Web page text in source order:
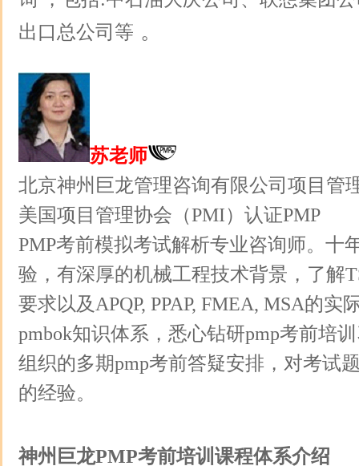
出口总公司等 。
苏老师
北京神州巨龙管理咨询有限公司项目管
美国项目管理协会（PMI）认证PMP
PMP考前模拟考试解析专业咨询师。十
验，有深厚的机械工程技术背景，了解
要求以及APQP, PPAP, FMEA, MSA的实
pmbok知识体系，悉心钻研pmp考前培
组织的多期pmp考前答疑安排，对考试
的经验。
神州巨龙PMP考前培训课程体系介绍